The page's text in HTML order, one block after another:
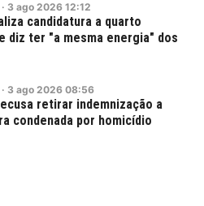
· 3 ago 2026 12:12
candidatura a quarto
diz ter "a mesma energia" dos
· 3 ago 2026 08:56
retirar indemnização a
condenada por homicídio